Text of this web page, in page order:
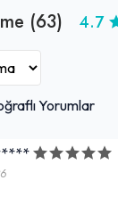
ağırlayan
(63) 4.7
Yorumlar